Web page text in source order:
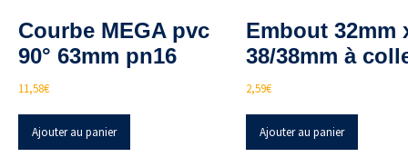
Courbe MEGA pvc
90° 63mm pn16
11,58€
Ajouter au panier
Embout 32mm
38/38mm à
2,59€
Ajouter au panier